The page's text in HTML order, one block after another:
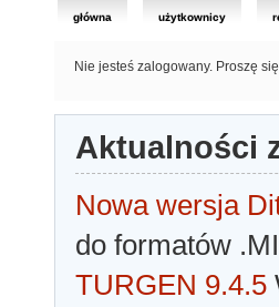
główna użytkownicy
Nie jesteś zalogowany. Proszę
Aktualności
Nowa wersja
do formatów
TURGEN 9.4.5